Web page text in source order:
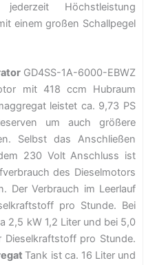
jederzeit Höchstleistung
einem großen Schallpegel
GD4SS-1A-6000-EBWZ
mit 418 ccm Hubraum
leistet ca. 9,73 PS
um auch größere
Selbst das Anschließen
230 Volt Anschluss ist
des Dieselmotors
Der Verbrauch im Leerlauf
pro Stunde. Bei
2,5 kW 1,2 Liter und bei 5,0
Dieselkraftstoff pro Stunde.
Tank ist ca. 16 Liter und